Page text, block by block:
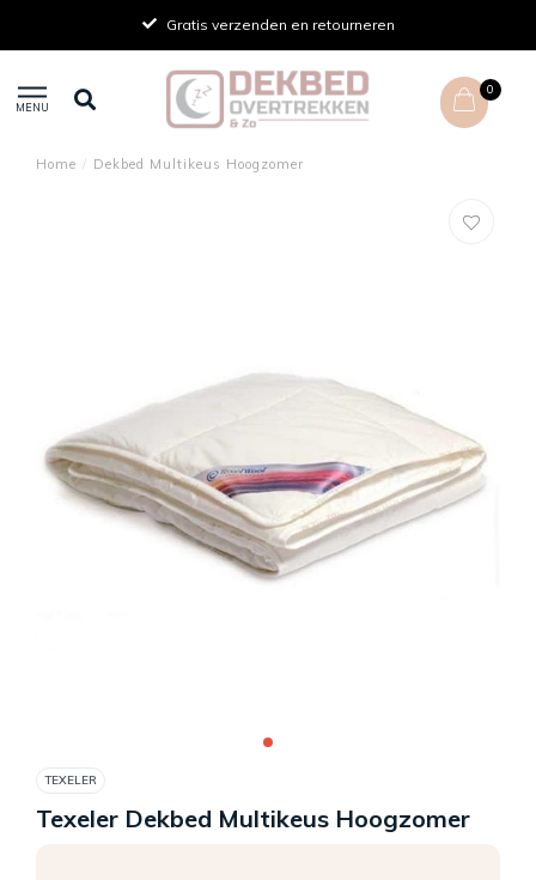
Gratis verzenden en retourneren
MENU
0
Home / Dekbed Multikeus Hoogzomer
TEXELER
Texeler Dekbed Multikeus Hoogzomer